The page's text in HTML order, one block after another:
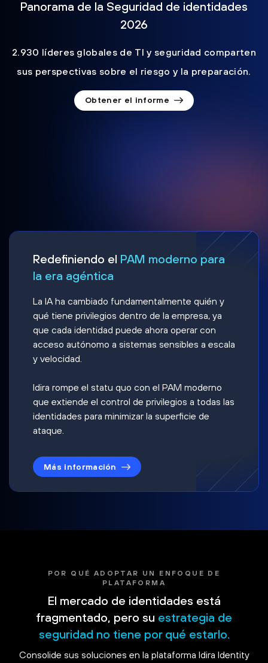
Panorama de la Seguridad de identidades
2026
2.930 líderes globales de TI y seguridad comparten
sus perspectivas sobre el riesgo y la preparación.
Obtener el informe
Redefiniendo el PAM moderno para
la era agéntica
La IA ha cambiado fundamentalmente quién y
qué tiene privilegios dentro de la empresa, ya
que cada identidad puede ahora operar con
acceso autónomo a sistemas sensibles a escala
y velocidad.
Idira rompe el statu quo con el PAM moderno
que extiende el control de privilegios a todas las
identidades para minimizar la superficie de
ataque.
Más información
POR QUÉ ADOPTAR UN ENFOQUE DE
PLATAFORMA
El mercado de identidades está
fragmentado, pero su estrategia de
seguridad no tiene por qué estarlo.
Consolide sus soluciones en la plataforma Idira Identity